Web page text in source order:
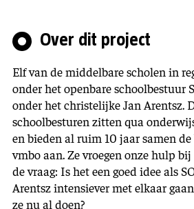
Over dit project
Elf van de middelbare scholen in
onder het openbare schoolbestuur
onder het christelijke Jan Arentsz.
schoolbesturen zitten qua
en bieden al ruim 10 jaar samen
vmbo aan. Ze vroegen onze hulp
de vraag: Is het een goed idee als
Arentsz intensiever met elkaar
ze nu al doen?